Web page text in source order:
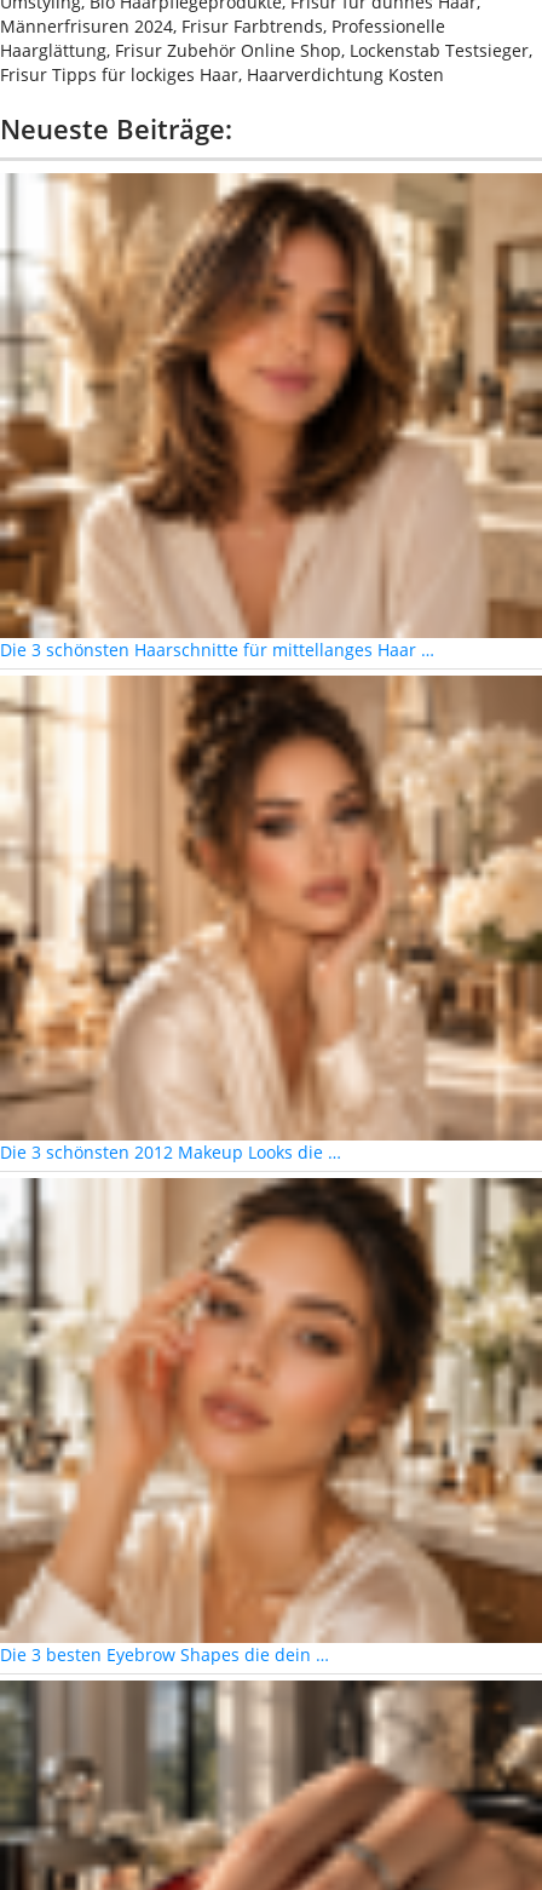
Männerfrisuren 2024, Frisur Farbtrends, Professionelle
Haarglättung, Frisur Zubehör Online Shop, Lockenstab Testsieger,
Frisur Tipps für lockiges Haar, Haarverdichtung Kosten
Neueste Beiträge:
Die 3 schönsten Haarschnitte für mittellanges Haar …
Die 3 schönsten 2012 Makeup Looks die …
Die 3 besten Eyebrow Shapes die dein …